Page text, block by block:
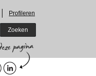
Profileren
Zoeken